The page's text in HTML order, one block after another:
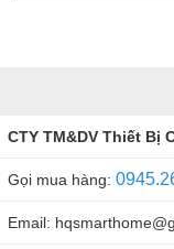
CTY TM&DV Thiết Bị
Gọi mua hàng:
Email: